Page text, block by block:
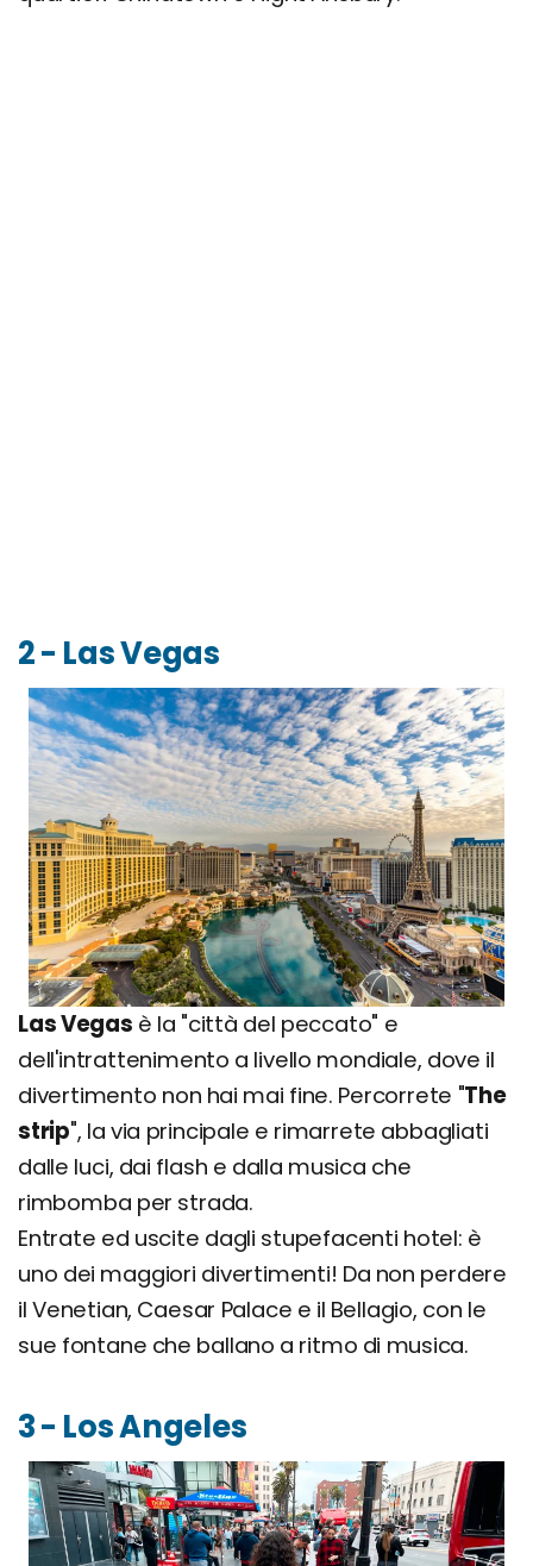
2 - Las Vegas
Las Vegas è la "città del peccato" e
dell'intrattenimento a livello mondiale, dove il
divertimento non hai mai fine. Percorrete "The
strip", la via principale e rimarrete abbagliati
dalle luci, dai flash e dalla musica che
rimbomba per strada.
Entrate ed uscite dagli stupefacenti hotel: è
uno dei maggiori divertimenti! Da non perdere
il Venetian, Caesar Palace e il Bellagio, con le
sue fontane che ballano a ritmo di musica.
3 - Los Angeles